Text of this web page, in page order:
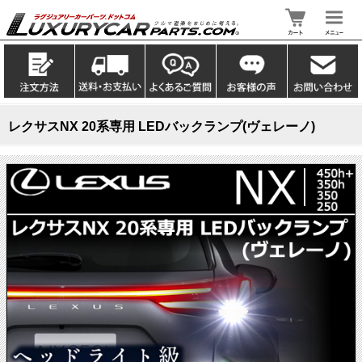
レクサスNX 20系専用 LEDバックランプ(ヴェレーノ)